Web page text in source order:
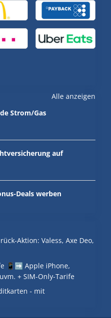
Alle anzeigen
Strom/Gas
auf
Deals werben
Aktion: Valess, Axe Deo,
📱➡️ Apple iPhone,
+ SIM-Only-Tarife
- mit